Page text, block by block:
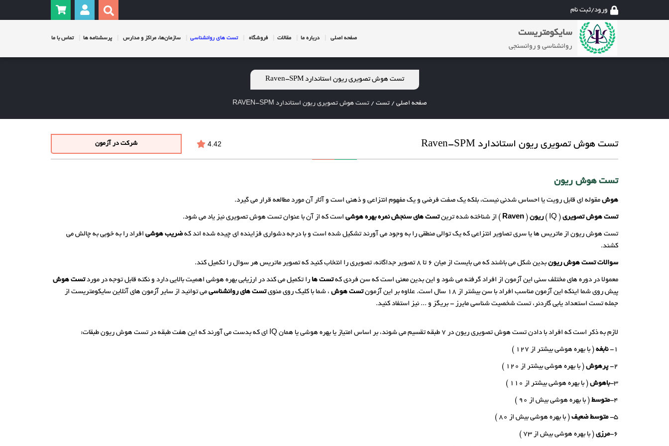
ورود/ثبت نام
سایکومتریست
روانشناسی و روانسنجی
صفحه اصلی درباره ما مقالات فروشگاه تست های روانشناسی سازمان‌ها، مراکز و مدارس پرسشنامه ها تماس با ما
تست هوش تصویری ریون استاندارد Raven-SPM
صفحه اصلی /تست /تست هوش تصویری ریون استاندارد RAVEN-SPM
تست هوش تصویری ریون استاندارد Raven-SPM 4.42 شرکت در آزمون
تست هوش ریون
هوش مقوله ای قابل رویت یا احساس شدنی نیست، بلکه یک صفت فرضی و یک مفهوم انتزاعی و ذهنی است و آثار آن مورد مطالعه قرار می گیرد.
تست هوش تصویری ( IQ ) ریون (
Raven ) از شناخته شده ترینتست های سنجش نمره بهره هوشی است که از آن با عنوان تست هوش تصویری نیز یاد می شود.
تست هوش ریون از ماتریس ها یا سری تصاویر انتزاعی که یک توالی منطقی را به وجود می آورند تشکیل شده است و با درجه دشواری فزاینده ای چیده شده اند کهضریب هوشی افراد را به خوبی به چالش می
کشند.
سوالات تست هوش ریون بدین شکل می باشند که می بایست از میان 6 تا 8 تصویر جداگانه، تصویری را انتخاب کنید که تصویر ماتریس هر سوال را تکمیل کند.
معمولا در دوره های مختلف سنی این آزمون از افراد گرفته می شود و این بدین معنی است که سن فردی کهتست ها را تکمیل می کند در ارزیابی بهره هوشی اهمیت بالایی دارد و نکته قابل توجه در موردتست هوش
پیش روی شما اینکه این آزمون مناسب افراد با سن بیشتر از 18 سال است. علاوه بر این آزمون
تست هوش ، شما با کلیک روی منویتست های روانشناسی می توانید از سایر آزمون های آنلاین سایکومتریست از
جمله تست استعداد یابی گاردنر، تست شخصیت شناسی مایرز - بریگز و ... نیز استفاد کنید.
لازم به ذکر است که افراد با دادن تست هوش تصویری ریون در 7 طبقه تقسیم می شوند، بر اساس امتیاز یا بهره هوشی یا همان IQ ای که بدست می آورند که این هفت طبقه در تست هوش ریون طبقات:
1- نابغه ( با بهره هوشی بیشتر از 127 )
2- پرهوش ( با بهره هوشی بیشتر از 120 )
3- باهوش ( با بهره هوشی بیشتر از 110 )
4- متوسط ( با بهره هوشی بیش از 90 )
5- متوسط ضعیف ( با بهره هوشی بیش از 80 )
6- مرزی ( با بهره هوشی بیش از 73 )